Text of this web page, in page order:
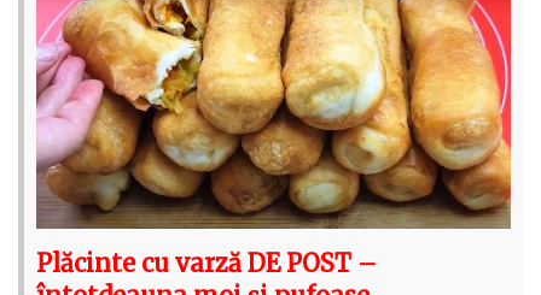
Plăcinte cu varză DE POST –